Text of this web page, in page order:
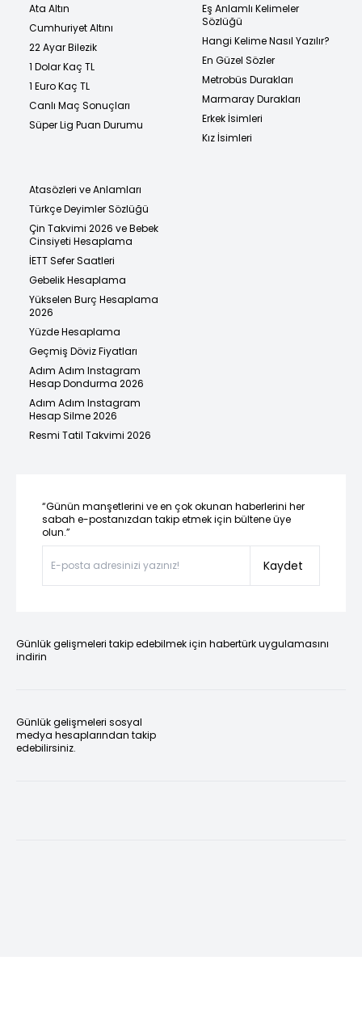
Ata Altın
Cumhuriyet Altını
22 Ayar Bilezik
1 Dolar Kaç TL
1 Euro Kaç TL
Canlı Maç Sonuçları
Süper Lig Puan Durumu
Eş Anlamlı Kelimeler
Sözlüğü
Hangi Kelime Nasıl Yazılır?
En Güzel Sözler
Metrobüs Durakları
Marmaray Durakları
Erkek İsimleri
Kız İsimleri
Atasözleri ve Anlamları
Türkçe Deyimler Sözlüğü
Çin Takvimi 2026 ve Bebek
Cinsiyeti Hesaplama
İETT Sefer Saatleri
Gebelik Hesaplama
Yükselen Burç Hesaplama
2026
Yüzde Hesaplama
Geçmiş Döviz Fiyatları
Adım Adım Instagram
Hesap Dondurma 2026
Adım Adım Instagram
Hesap Silme 2026
Resmi Tatil Takvimi 2026
“Günün manşetlerini ve en çok okunan haberlerini her
sabah e-postanızdan takip etmek için bültene üye
olun.”
Kaydet
Günlük gelişmeleri takip edebilmek için habertürk uygulamasını
indirin
Günlük gelişmeleri sosyal
medya hesaplarından takip
edebilirsiniz.